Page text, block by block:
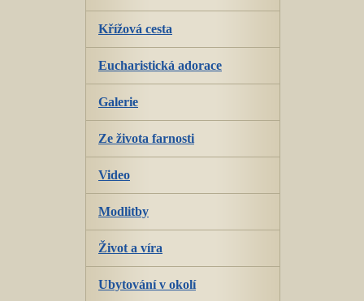
Křížová cesta
Eucharistická adorace
Galerie
Ze života farnosti
Video
Modlitby
Život a víra
Ubytování v okolí